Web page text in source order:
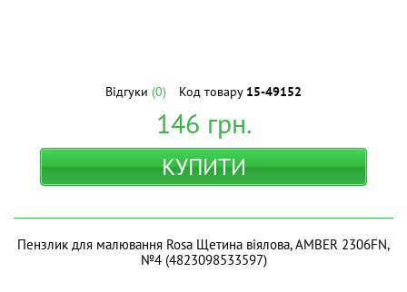
Відгуки (0) Код товару 15-49152
146 грн.
КУПИТИ
Пензлик для малювання Rosa Щетина віялова, AMBER 2306FN,
№4 (4823098533597)